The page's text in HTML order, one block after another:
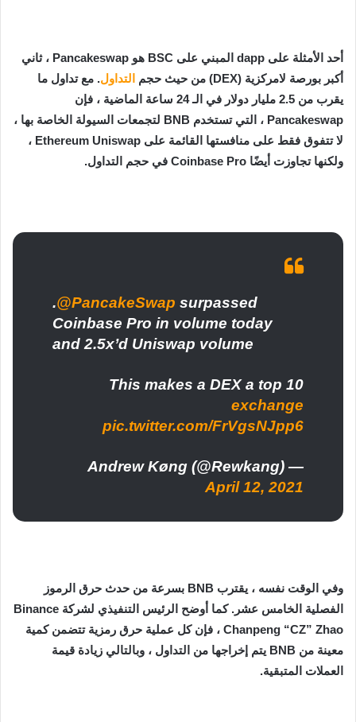
أحد الأمثلة على dapp المبني على BSC هو Pancakeswap ، ثاني
أكبر بورصة لامركزية (DEX) من حيث حجم
التداول. مع تداول ما
يقرب من 2.5 مليار دولار في الـ 24 ساعة الماضية ، فإن
Pancakeswap ، التي تستخدم BNB لتجمعات السيولة الخاصة بها ،
لا تتفوق فقط على منافستها القائمة على Ethereum Uniswap ،
ولكنها تجاوزت أيضًا Coinbase Pro في حجم التداول.
.@PancakeSwap surpassed
Coinbase Pro in volume today
and 2.5x’d Uniswap volume
This makes a DEX a top 10
exchange
pic.twitter.com/FrVgsNJpp6
— Andrew Køng (@Rewkang)
April 12, 2021
وفي الوقت نفسه ، يقترب BNB بسرعة من حدث حرق الرموز
الفصلية الخامس عشر. كما أوضح الرئيس التنفيذي لشركة Binance
Chanpeng “CZ” Zhao ، فإن كل عملية حرق رمزية تتضمن كمية
معينة من BNB يتم إخراجها من التداول ، وبالتالي زيادة قيمة
العملات المتبقية.